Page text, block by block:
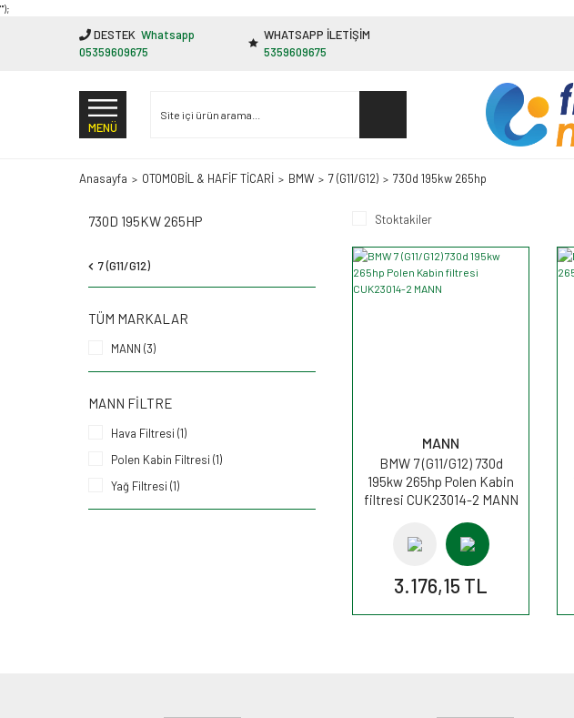
"');
DESTEK Whatsapp
05359609675
WHATSAPP İLETİŞİM
5359609675
MENÜ
Anasayfa OTOMOBİL & HAFİF TİCARİ BMW 7 (G11/G12) 730d 195kw 265hp
730D 195KW 265HP
7 (G11/G12)
TÜM MARKALAR
MANN (3)
MANN FILTRE
Hava Filtresi (1)
Polen Kabin Filtresi (1)
Yağ Filtresi (1)
Stoktakiler
MANN
BMW 7 (G11/G12) 730d
195kw 265hp Polen Kabin
filtresi CUK23014-2 MANN
3.176,15 TL